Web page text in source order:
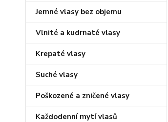
Jemné vlasy bez objemu
Vlnité a kudrnaté vlasy
Krepaté vlasy
Suché vlasy
Poškozené a zničené vlasy
Každodenní mytí vlasů